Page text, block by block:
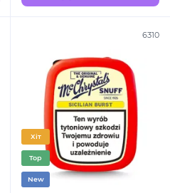
6310
Хіт
Top
New